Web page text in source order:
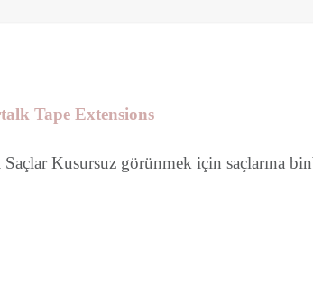
Tape Extensions
Kusursuz görünmek için saçlarına